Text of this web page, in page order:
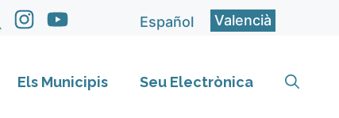
Español Valencià
Els Municipis Seu Electrònica